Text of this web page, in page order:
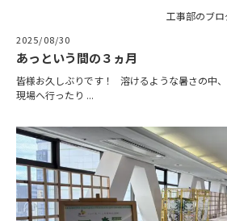
工事部のブ
2025/08/30
あっという間の３ヵ月
皆様お久しぶりです！ 溶けるような暑さの中
現場へ行ったり ...